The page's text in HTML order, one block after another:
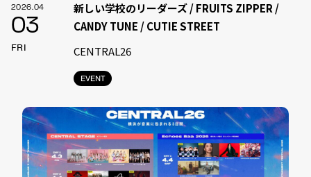
2026.04
03
FRI
EVENT
新しい学校のリーダーズ / FRUITS ZIPPER /
CANDY TUNE / CUTIE STREET
CENTRAL26